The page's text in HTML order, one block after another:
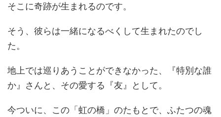
そこに奇跡が生まれるのです。
そう、彼らは一緒になるべくして生まれたのでし
た。
地上では巡りあうことができなかった、『特別な誰
か』さんと、その愛する『友』として。
今ついに、この「虹の橋」のたもとで、ふたつの魂